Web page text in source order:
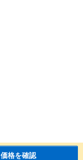
価格を確認